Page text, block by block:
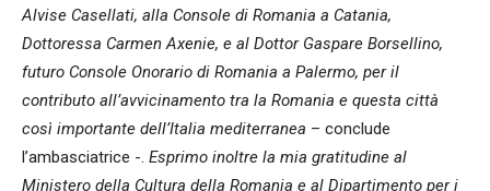
Alvise Casellati, alla Console di Romania a Catania,
Dottoressa Carmen Axenie, e al Dottor Gaspare Borsellino,
futuro Console Onorario di Romania a Palermo, per il
contributo all’avvicinamento tra la Romania e questa città
così importante dell’Italia mediterranea – conclude
l’ambasciatrice -. Esprimo inoltre la mia gratitudine al
Ministero della Cultura della Romania e al Dipartimento per i